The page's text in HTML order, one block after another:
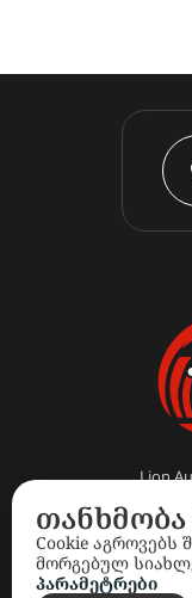
Lion
თანხმობა
Cookie აგროვებს
მორგებულ
პარამეტრები